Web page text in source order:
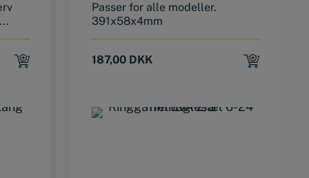
Passer for alle modeller.
391x58x4mm
187,00 DKK